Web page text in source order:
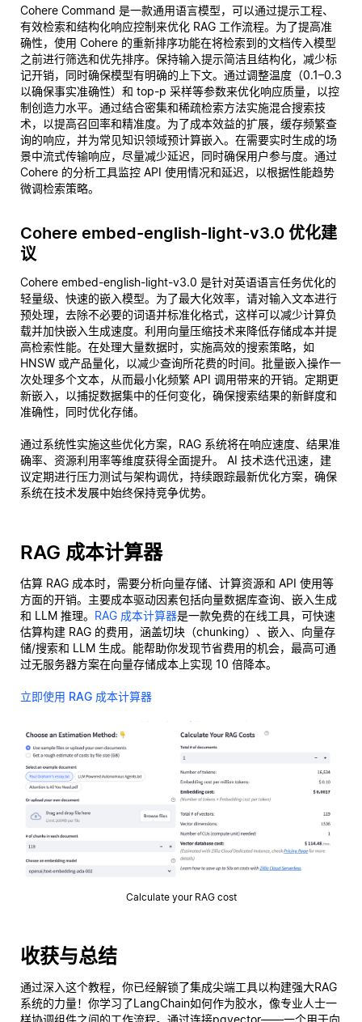
Cohere Command 是一款通用语言模型，可以通过提示工程、
有效检索和结构化响应控制来优化 RAG 工作流程。为了提高准
确性，使用 Cohere 的重新排序功能在将检索到的文档传入模型
之前进行筛选和优先排序。保持输入提示简洁且结构化，减少标
记开销，同时确保模型有明确的上下文。通过调整温度（0.1–0.3
以确保事实准确性）和 top-p 采样等参数来优化响应质量，以控
制创造力水平。通过结合密集和稀疏检索方法实施混合搜索技
术，以提高召回率和精准度。为了成本效益的扩展，缓存频繁查
询的响应，并为常见知识领域预计算嵌入。在需要实时生成的场
景中流式传输响应，尽量减少延迟，同时确保用户参与度。通过
Cohere 的分析工具监控 API 使用情况和延迟，以根据性能趋势
微调检索策略。
Cohere embed-english-light-v3.0 优化建
议
Cohere embed-english-light-v3.0 是针对英语语言任务优化的
轻量级、快速的嵌入模型。为了最大化效率，请对输入文本进行
预处理，去除不必要的词语并标准化格式，这样可以减少计算负
载并加快嵌入生成速度。利用向量压缩技术来降低存储成本并提
高检索性能。在处理大量数据时，实施高效的搜索策略，如
HNSW 或产品量化，以减少查询所花费的时间。批量嵌入操作一
次处理多个文本，从而最小化频繁 API 调用带来的开销。定期更
新嵌入，以捕捉数据集中的任何变化，确保搜索结果的新鲜度和
准确性，同时优化存储。
通过系统性实施这些优化方案，RAG 系统将在响应速度、结果准
确率、资源利用率等维度获得全面提升。 AI 技术迭代迅速，建
议定期进行压力测试与架构调优，持续跟踪最新优化方案，确保
系统在技术发展中始终保持竞争优势。
RAG 成本计算器
估算 RAG 成本时，需要分析向量存储、计算资源和 API 使用等
方面的开销。主要成本驱动因素包括向量数据库查询、嵌入生成
和 LLM 推理。 RAG 成本计算器是一款免费的在线工具，可快速
估算构建 RAG 的费用，涵盖切块（chunking）、嵌入、向量存
储/搜索和 LLM 生成。能帮助你发现节省费用的机会，最高可通
过无服务器方案在向量存储成本上实现 10 倍降本。
立即使用 RAG 成本计算器
Calculate your RAG cost
收获与总结
通过深入这个教程，你已经解锁了集成尖端工具以构建强大RAG
系统的力量！你学习了LangChain如何作为胶水，像专业人士一
样协调组件之间的工作流程。通过连接pgvector——一个用于向